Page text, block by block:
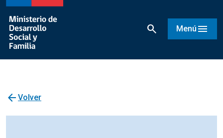
search Menú menu
arrow_back Volver